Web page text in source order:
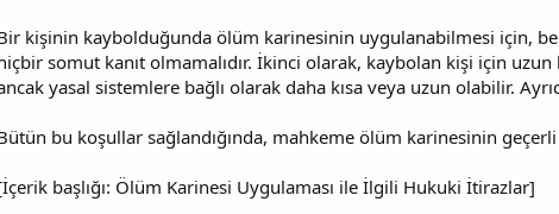
kişinin kaybolduğunda ölüm karinesinin uygulanabilmesi için,
somut kanıt olmamalıdır. İkinci olarak, kaybolan kişi için
yasal sistemlere bağlı olarak daha kısa veya uzun olabilir.
bu koşullar sağlandığında, mahkeme ölüm karinesinin
başlığı: Ölüm Karinesi Uygulaması ile İlgili Hukuki İtirazlar]